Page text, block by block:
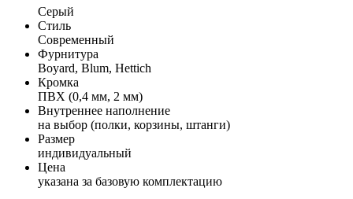
Серый
Стиль
Современный
Фурнитура
Boyard, Blum, Hettich
Кромка
ПВХ (0,4 мм, 2 мм)
Внутреннее наполнение
на выбор (полки, корзины, штанги)
Размер
индивидуальный
Цена
указана за базовую комплектацию